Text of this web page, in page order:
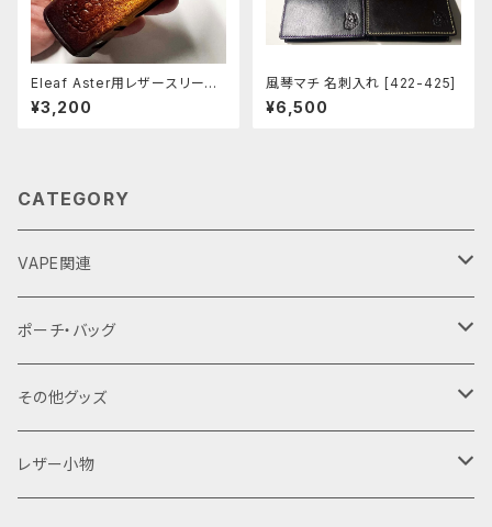
Eleaf Aster用レザースリーブ
[404-as]
¥3,200
風琴マチ 名刺入れ [422-425]
¥6,500
CATEGORY
VAPE関連
バッテリーケース
18650用
18350用
VAPEデバイス用スリーブ・ケース
iStick Pico 75w
ポーチ・バッグ
ファスナーポーチ
L字ファスナーポーチ
巾着バッグ
その他グッズ
Tシャツ
レザー小物